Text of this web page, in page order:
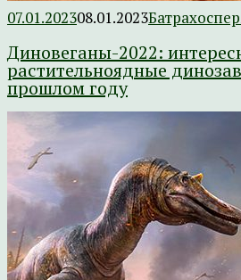
07.01.202308.01.2023
Диновеганы-2022:
растительноядные
прошлом году